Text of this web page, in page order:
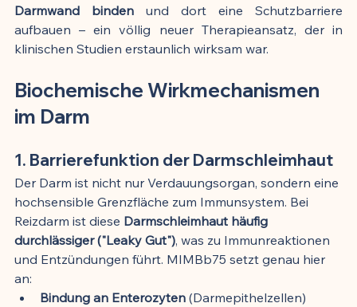
Darmwand binden und dort eine Schutzbarriere
aufbauen – ein völlig neuer Therapieansatz, der in
klinischen Studien erstaunlich wirksam war.
Biochemische Wirkmechanismen
im Darm
1. Barrierefunktion der Darmschleimhaut
Der Darm ist nicht nur Verdauungsorgan, sondern eine
hochsensible Grenzfläche zum Immunsystem. Bei
Reizdarm ist diese Darmschleimhaut häufig
durchlässiger ("Leaky Gut"), was zu Immunreaktionen
und Entzündungen führt. MIMBb75 setzt genau hier
an:
Bindung an Enterozyten (Darmepithelzellen)